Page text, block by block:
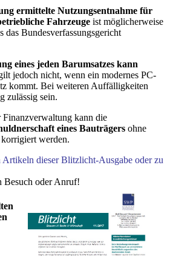
ermittelte Nutzungsentnahme für
Fahrzeuge ist möglicherweise
das Bundesverfassungsgericht
eines jeden Barumsatzes kann
jedoch nicht, wenn ein modernes PC-
kommt. Bei weiteren Auffälligkeiten
zulässig sein.
Finanzverwaltung kann die
eines Bauträgers ohne
werden.
Artikeln dieser Blitzlicht-Ausgabe oder zu
Besuch oder Anruf!